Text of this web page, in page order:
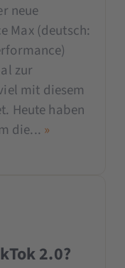
neue
Max (deutsch:
zur
mit diesem
Heute haben
die... »
2.0?